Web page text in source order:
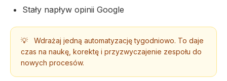
Stały napływ opinii Google
💡
Wdrażaj jedną automatyzację tygodniowo. To daje
czas na naukę, korektę i przyzwyczajenie zespołu do
nowych procesów.